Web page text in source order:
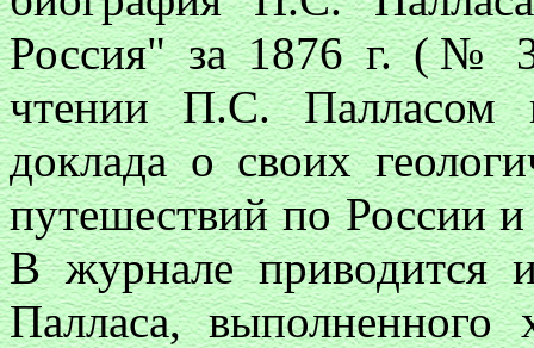
Россия" за 1876 г. (№
чтении П.С. Палласом
доклада о своих
путешествий по России
В журнале приводится
Палласа,